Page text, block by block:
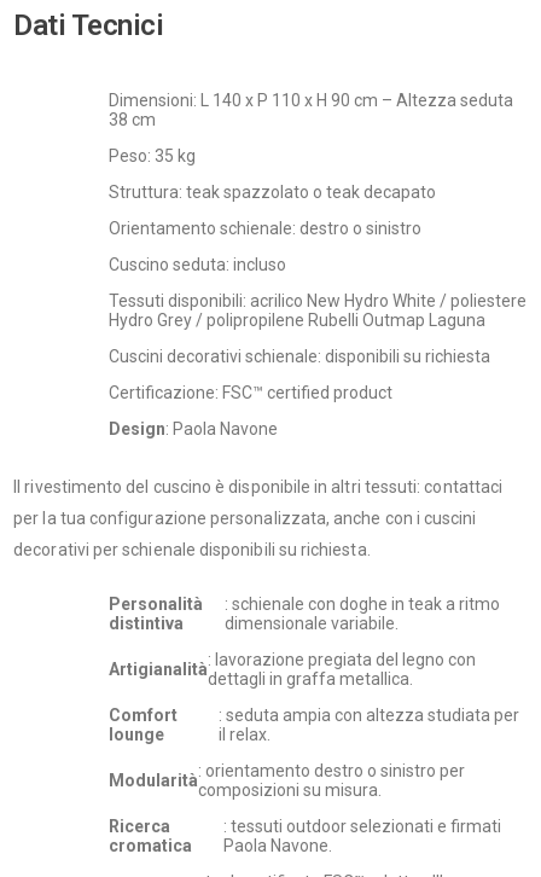
Dati Tecnici
Dimensioni: L 140 x P 110 x H 90 cm – Altezza seduta
38 cm
Peso: 35 kg
Struttura: teak spazzolato o teak decapato
Orientamento schienale: destro o sinistro
Cuscino seduta: incluso
Tessuti disponibili: acrilico New Hydro White / poliestere
Hydro Grey / polipropilene Rubelli Outmap Laguna
Cuscini decorativi schienale: disponibili su richiesta
Certificazione: FSC™ certified product
Design: Paola Navone
Il rivestimento del cuscino è disponibile in altri tessuti: contattaci
per la tua configurazione personalizzata, anche con i cuscini
decorativi per schienale disponibili su richiesta.
Personalità
distintiva
: schienale con doghe in teak a ritmo
dimensionale variabile.
Artigianalità: lavorazione pregiata del legno con
dettagli in graffa metallica.
Comfort
lounge
: seduta ampia con altezza studiata per
il relax.
Modularità: orientamento destro o sinistro per
composizioni su misura.
Ricerca
cromatica
: tessuti outdoor selezionati e firmati
Paola Navone.